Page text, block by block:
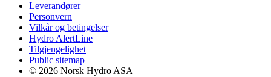
Leverandører
Personvern
Vilkår og betingelser
Hydro AlertLine
Tilgjengelighet
Public sitemap
© 2026 Norsk Hydro ASA